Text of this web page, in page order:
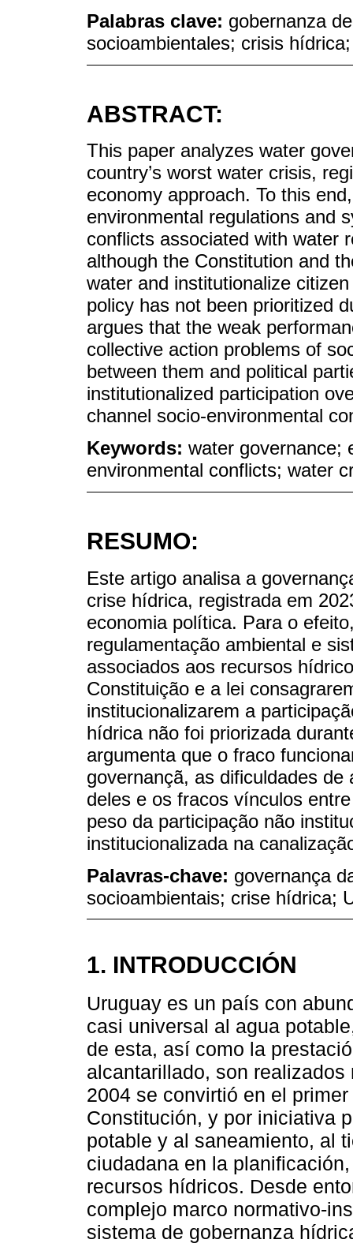
Palabras clave: gobernanza
socioambientales; crisis
ABSTRACT:
This paper analyzes water
country’s worst water crisis,
economy approach. To this
environmental regulations and
conflicts associated with water
although the Constitution and
water and institutionalize
policy has not been prioritized
argues that the weak
collective action problems of
between them and political
institutionalized participation
channel socio-environmental
Keywords: water governance;
environmental conflicts; water
RESUMO:
Este artigo analisa a
crise hídrica, registrada em
economia política. Para o
regulamentação ambiental e
associados aos recursos
Constituição e a lei
institucionalizarem a
hídrica não foi priorizada
argumenta que o fraco
governançã, as dificuldades
deles e os fracos vínculos
peso da participação não
institucionalizada na
Palavras-chave: governança
socioambientais; crise hídrica;
1. INTRODUCCIÓN
Uruguay es un país con
casi universal al agua
de esta, así como la
alcantarillado, son
2004 se convirtió en el
Constitución, y por iniciativa
potable y al saneamiento, al
ciudadana en la
recursos hídricos. Desde
complejo marco normativo-
sistema de gobernanza